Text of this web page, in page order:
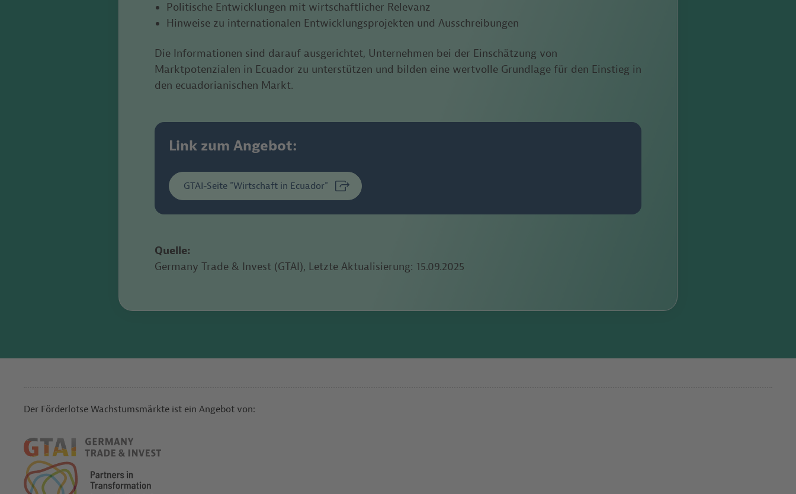
Politische Entwicklungen mit wirtschaftlicher Relevanz
Hinweise zu internationalen Entwicklungsprojekten und Ausschreibungen
Die Informationen sind darauf ausgerichtet, Unternehmen bei der Einschätzung von
Marktpotenzialen in Ecuador zu unterstützen und bilden eine wertvolle Grundlage für den Einstieg in
den ecuadorianischen Markt.
Link zum Angebot:
GTAI-Seite "Wirtschaft in Ecuador"
Quelle:
Germany Trade & Invest (GTAI), Letzte Aktualisierung: 15.09.2025
Der Förderlotse Wachstumsmärkte ist ein Angebot von: